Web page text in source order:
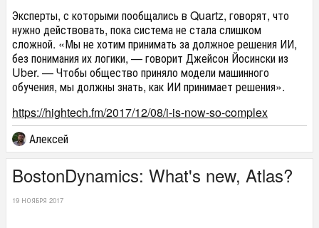
Эксперты, с которыми пообщались в Quartz, говорят, что
нужно действовать, пока система не стала слишком
сложной. «Мы не хотим принимать за должное решения ИИ,
без понимания их логики, — говорит Джейсон Йосински из
Uber. — Чтобы общество приняло модели машинного
обучения, мы должны знать, как ИИ принимает решения».
https://hightech.fm/2017/12/08/i-is-now-so-complex
Алексей
BostonDynamics: What's new, Atlas?
19 НОЯБРЯ 2017